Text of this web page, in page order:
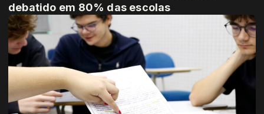
debatido em 80% das escolas